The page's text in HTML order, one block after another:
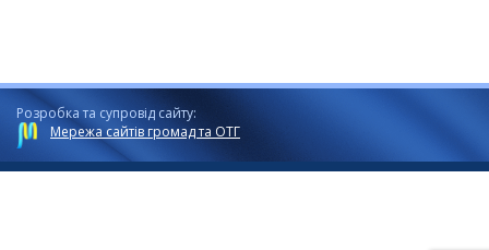
Розробка та супровід сайту:
Мережа сайтів громад та ОТГ